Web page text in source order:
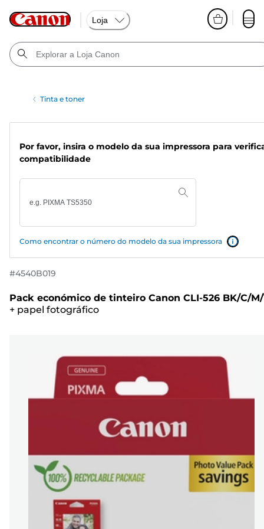
Loja
Tinta e toner
Por favor, insira o modelo da sua impressora para
compatibilidade
Como encontrar o número do modelo da sua impressora
#4540B019
Pack económico de tinteiro Canon CLI-526 BK/C/
+ papel fotográfico